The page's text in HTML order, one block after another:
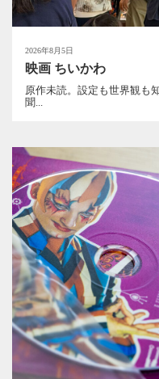
2026年8月5日
映画 ちいかわ
原作未読。設定も世界観も
聞...